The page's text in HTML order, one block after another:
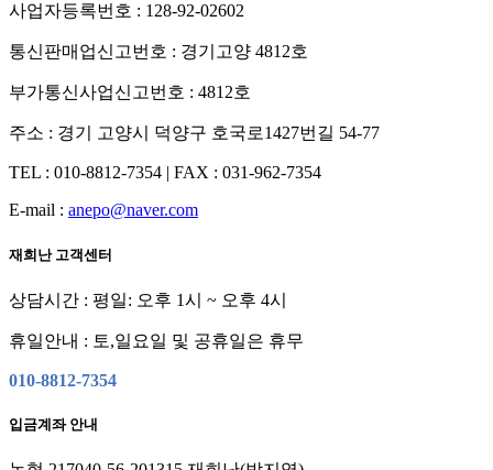
사업자등록번호 : 128-92-02602
통신판매업신고번호 : 경기고양 4812호
부가통신사업신고번호 : 4812호
주소 : 경기 고양시 덕양구 호국로1427번길 54-77
TEL : 010-8812-7354 | FAX : 031-962-7354
E-mail : anepo@naver.com
재희난 고객센터
상담시간 : 평일: 오후 1시 ~ 오후 4시
휴일안내 : 토,일요일 및 공휴일은 휴무
010-8812-7354
입금계좌 안내